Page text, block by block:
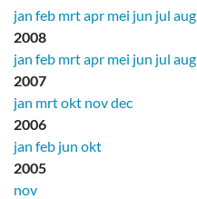
jan feb mrtapr mei jun jul aug
2008
jan feb mrtapr mei jun jul aug
2007
jan mrtokt novdec
2006
jan feb jun okt
2005
nov